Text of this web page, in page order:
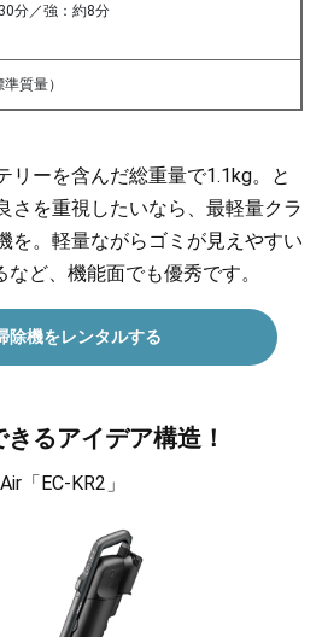
分／強：約8分
質量）
リーを含んだ総重量で1.1kg。と
さを重視したいなら、最軽量クラ
を。軽量ながらゴミが見えやすい
ど、機能面でも優秀です。
除機をレンタルする
るアイデア構造！
「EC-KR2」